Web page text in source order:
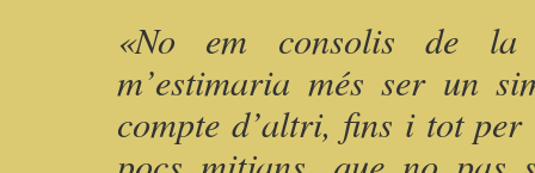
«No em consolis de la
m’estimaria més ser un
compte d’altri, fins i tot